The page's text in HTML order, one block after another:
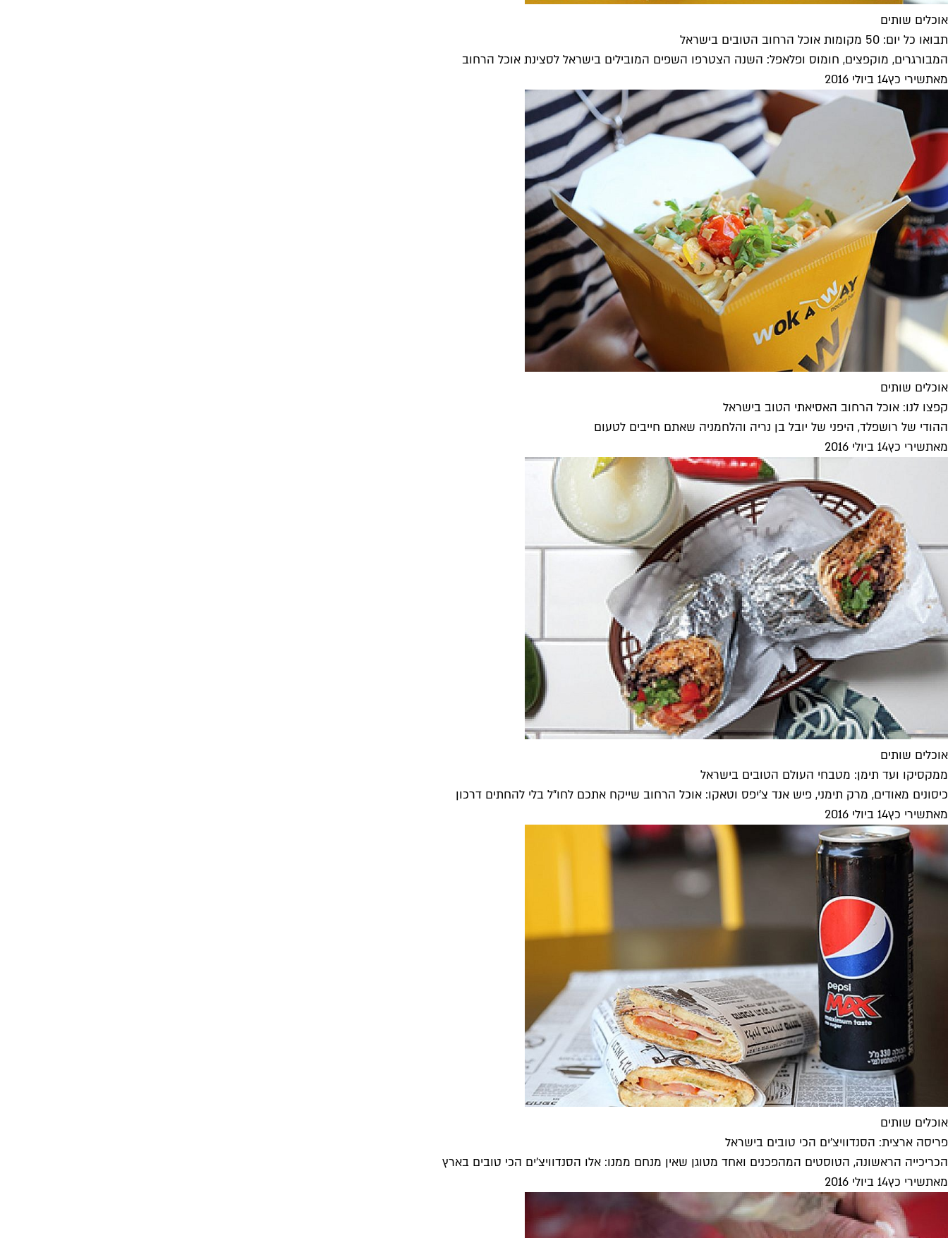
אוכלים שותים
תבואו כל יום: 50 מקומות אוכל הרחוב הטובים בישראל
המבורגרים, מוקפצים, חומוס ופלאפל: השנה הצטרפו השפים המובילים בישראל לסצינת אוכל הרחוב
מאתשירי כץ14 ביולי 2016
אוכלים שותים
קפצו לנו: אוכל הרחוב האסיאתי הטוב בישראל
ההודי של רושפלד, היפני של יובל בן נריה והלחמניה שאתם חייבים לטעום
מאתשירי כץ14 ביולי 2016
אוכלים שותים
ממקסיקו ועד תימן: מטבחי העולם הטובים בישראל
כיסונים מאודים, מרק תימני, פיש אנד צ'יפס וטאקו: אוכל הרחוב שייקח אתכם לחו"ל בלי להחתים דרכון
מאתשירי כץ14 ביולי 2016
אוכלים שותים
פריסה ארצית: הסנדוויצ'ים הכי טובים בישראל
הכריכייה הראשונה, הטוסטים המהפכנים ואחד מטוגן שאין מנחם ממנו: אלו הסנדוויצ'ים הכי טובים בארץ
מאתשירי כץ14 ביולי 2016